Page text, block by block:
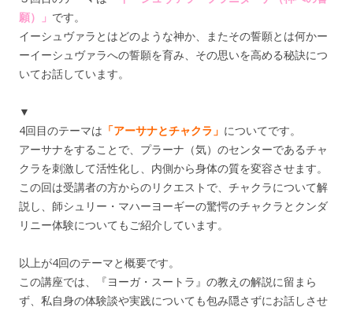
願）」 です。
イーシュヴァラとはどのような神か、またその誓願とは何かー
ーイーシュヴァラへの誓願を育み、その思いを高める秘訣につ
いてお話しています。
▼
4回目のテーマは 「アーサナとチャクラ」 についてです。
アーサナをすることで、プラーナ（気）のセンターであるチャ
クラを刺激して活性化し、内側から身体の質を変容させます。
この回は受講者の方からのリクエストで、チャクラについて解
説し、師シュリー・マハーヨーギーの驚愕のチャクラとクンダ
リニー体験についてもご紹介しています。
以上が4回のテーマと概要です。
この講座では、『ヨーガ・スートラ』の教えの解説に留まら
ず、私自身の体験談や実践についても包み隠さずにお話しさせ